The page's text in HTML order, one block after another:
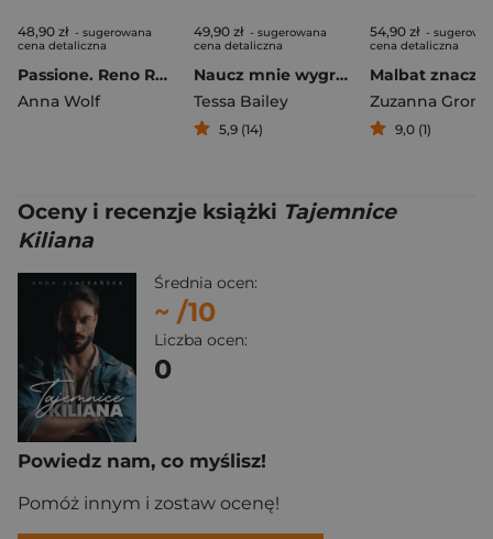
48,90 zł - sugerowana
cena detaliczna
Passione. Reno Renado
Anna Wolf
49,90 zł - sugerowana
cena detaliczna
Naucz mnie wygrywać
Tessa Bailey
5,9 (14)
54,90 zł -
cena detaliczna
9,0 (1)
Oceny i recenzje książki Tajemnice
Kiliana
Średnia ocen:
~ /10
Liczba ocen:
0
Powiedz nam, co myślisz!
Pomóż innym i zostaw ocenę!